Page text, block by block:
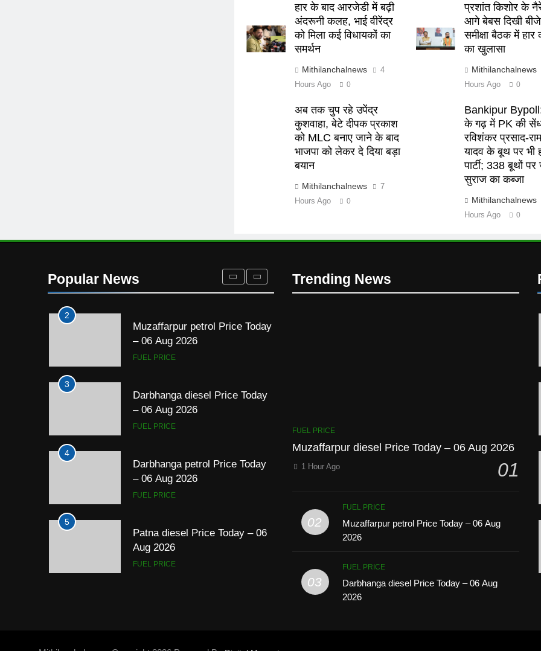
हार के बाद आरजेडी में बढ़ी
अंदरूनी कलह, भाई वीरेंद्र
को मिला कई विधायकों का
समर्थन
Mithilanchalnews
4
Hours Ago
0
प्रशांत किशोर के
आगे बेबस दिखी
समीक्षा बैठक में हार
का खुलासा
Mithilanchalnews
Hours Ago
0
अब तक चुप रहे उपेंद्र
कुशवाहा, बेटे दीपक प्रकाश
को MLC बनाए जाने के बाद
भाजपा को लेकर दे दिया बड़ा
बयान
Mithilanchalnews
7
Hours Ago
0
Bankipur
के गढ़ में PK की
रविशंकर प्रसाद-
यादव के बूथ पर भी
पार्टी; 338 बूथों
सुराज का कब्जा
Mithilanchalnews
Hours Ago
0
Popular News
Patna petrol Price Today – 06
2
Muzaffarpur petrol Price Today
– 06 Aug 2026
FUEL PRICE
3
Darbhanga diesel Price Today
– 06 Aug 2026
FUEL PRICE
4
Darbhanga petrol Price Today
– 06 Aug 2026
FUEL PRICE
5
Patna diesel Price Today – 06
Aug 2026
FUEL PRICE
Trending News
FUEL PRICE
Muzaffarpur diesel Price Today – 06 Aug 2026
01
1 Hour Ago
02
FUEL PRICE
Muzaffarpur petrol Price Today – 06 Aug
2026
03
FUEL PRICE
Darbhanga diesel Price Today – 06 Aug
2026